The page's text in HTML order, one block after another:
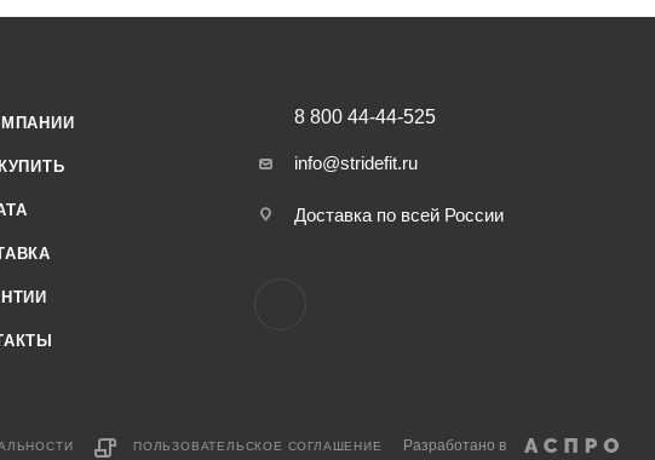
8 800 44-44-525
info@stridefit.ru
Доставка по всей России
ПОЛЬЗОВАТЕЛЬСКОЕ СОГЛАШЕНИЕ Разработано в